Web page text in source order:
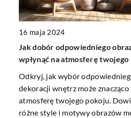
16 maja 2024
Jak dobór odpowiedniego
wpłynąć na atmosferę twojego
Odkryj, jak wybór
dekoracji wnętrz może znacząco
atmosferę twojego pokoju.
różne style i motywy obrazów